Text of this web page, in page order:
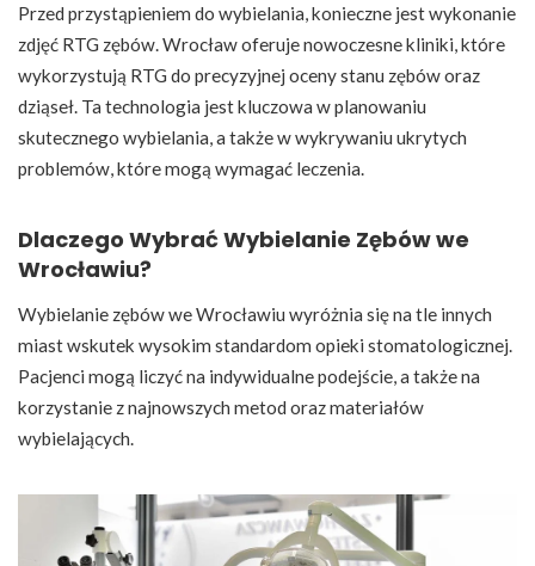
Przed przystąpieniem do wybielania, konieczne jest wykonanie
zdjęć RTG zębów. Wrocław oferuje nowoczesne kliniki, które
wykorzystują RTG do precyzyjnej oceny stanu zębów oraz
dziąseł. Ta technologia jest kluczowa w planowaniu
skutecznego wybielania, a także w wykrywaniu ukrytych
problemów, które mogą wymagać leczenia.
Dlaczego Wybrać Wybielanie Zębów we
Wrocławiu?
Wybielanie zębów we Wrocławiu wyróżnia się na tle innych
miast wskutek wysokim standardom opieki stomatologicznej.
Pacjenci mogą liczyć na indywidualne podejście, a także na
korzystanie z najnowszych metod oraz materiałów
wybielających.